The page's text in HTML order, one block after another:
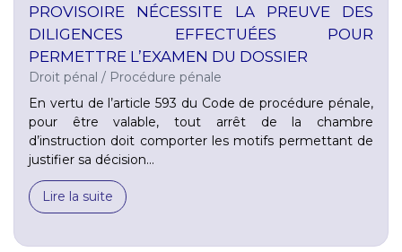
PROVISOIRE NÉCESSITE LA PREUVE DES
DILIGENCES EFFECTUÉES POUR
PERMETTRE L’EXAMEN DU DOSSIER
Droit pénal / Procédure pénale
En vertu de l’article 593 du Code de procédure pénale,
pour être valable, tout arrêt de la chambre
d’instruction doit comporter les motifs permettant de
justifier sa décision...
Lire la suite